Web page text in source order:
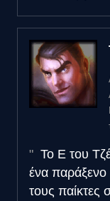
Το E του
ένα
τους παίκτες